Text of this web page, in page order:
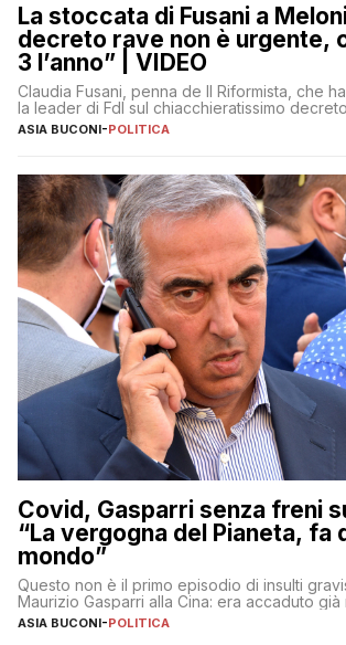
La stoccata di Fusani a
decreto rave non è urgente,
3 l’anno” | VIDEO
Claudia Fusani, penna de Il Riformista, che
la leader di FdI sul chiacchieratissimo
ASIA BUCONI-POLITICA
Covid, Gasparri senza freni
“La vergogna del Pianeta, fa
mondo”
Questo non è il primo episodio di insulti
Maurizio Gasparri alla Cina: era accaduto già
ASIA BUCONI-POLITICA